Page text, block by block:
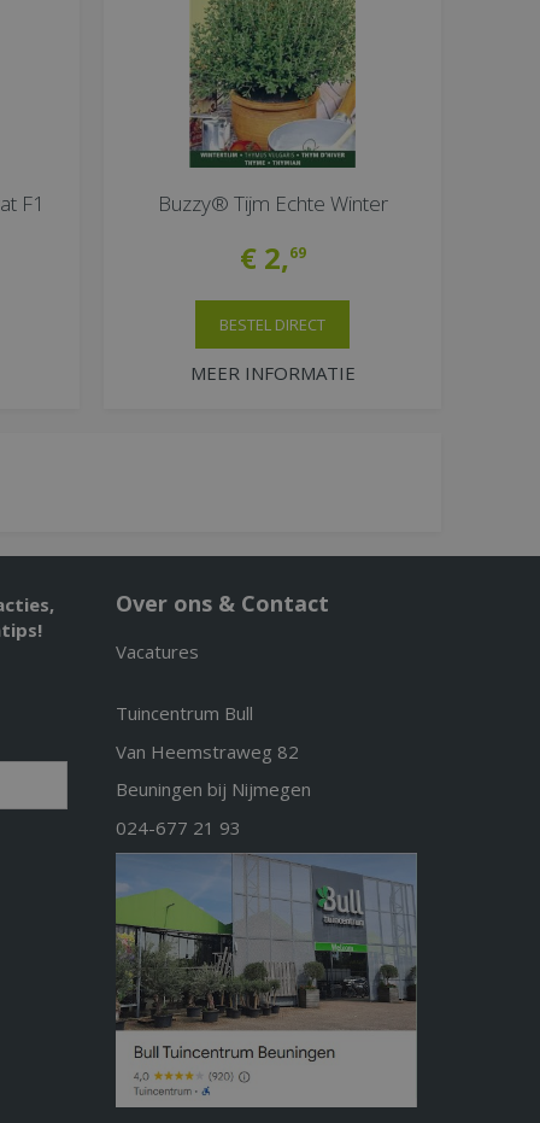
F1 Buzzy® Tijm Echte Winter
€ 2,69
MEER INFORMATIE
BESTEL DIRECT
Over ons & Contact
Vacatures
Tuincentrum Bull
Van Heemstraweg 82
Beuningen bij Nijmegen
024-677 21 93